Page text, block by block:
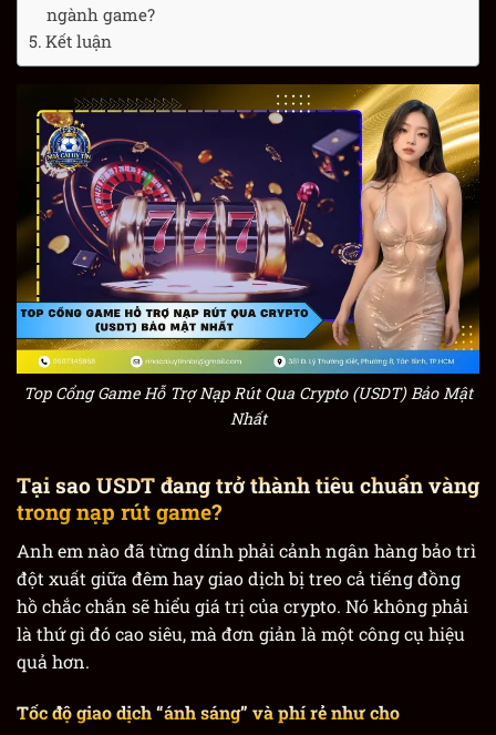
ngành game?
Kết luận
Top Cổng Game Hỗ Trợ Nạp Rút Qua Crypto (USDT) Bảo Mật
Nhất
Tại sao USDT đang trở thành tiêu chuẩn vàng
trong nạp rút game?
Anh em nào đã từng dính phải cảnh ngân hàng bảo trì
đột xuất giữa đêm hay giao dịch bị treo cả tiếng đồng
hồ chắc chắn sẽ hiểu giá trị của crypto. Nó không phải
là thứ gì đó cao siêu, mà đơn giản là một công cụ hiệu
quả hơn.
Tốc độ giao dịch “ánh sáng” và phí rẻ như cho